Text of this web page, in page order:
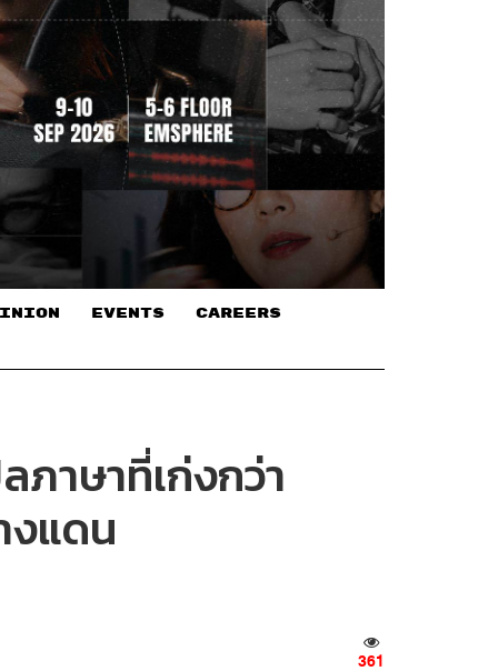
EVENTS CAREERS
ภาษาที่เก่งกว่า
งแดน
361